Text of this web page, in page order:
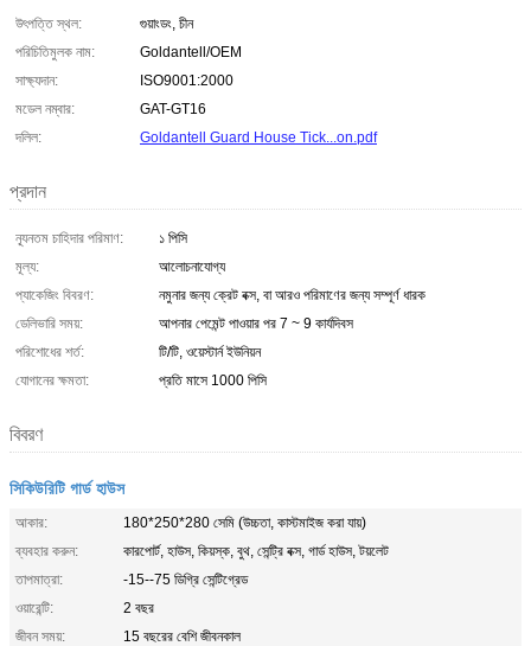
উৎপত্তি স্থল:
গুয়াংডং, চীন
পরিচিতিমুলক নাম:
Goldantell/OEM
সাক্ষ্যদান:
ISO9001:2000
মডেল নম্বার:
GAT-GT16
দলিল:
Goldantell Guard House Tick...on.pdf
প্রদান
ন্যূনতম চাহিদার পরিমাণ:
১ পিসি
মূল্য:
আলোচনাযোগ্য
প্যাকেজিং বিবরণ:
নমুনার জন্য ক্রেট বক্স, বা আরও পরিমাণের জন্য সম্পূর্ণ ধারক
ডেলিভারি সময়:
আপনার পেমেন্ট পাওয়ার পর 7 ~ 9 কার্যদিবস
পরিশোধের শর্ত:
টি/টি, ওয়েস্টার্ন ইউনিয়ন
যোগানের ক্ষমতা:
প্রতি মাসে 1000 পিসি
বিবরণ
সিকিউরিটি গার্ড হাউস
আকার:
180*250*280 সেমি (উচ্চতা, কাস্টমাইজ করা যায়)
ব্যবহার করুন:
কারপোর্ট, হাউস, কিয়স্ক, বুথ, সেন্ট্রি বক্স, গার্ড হাউস, টয়লেট
তাপমাত্রা:
-15--75 ডিগ্রি সেন্টিগ্রেড
ওয়ারেন্টি:
2 বছর
জীবন সময়:
15 বছরের বেশি জীবনকাল